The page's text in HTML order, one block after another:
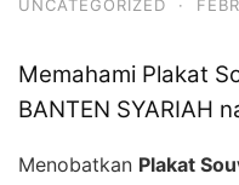
UNCATEGORIZED ·
Memahami Plakat
BANTEN SYARIAH
Menobatkan Plakat